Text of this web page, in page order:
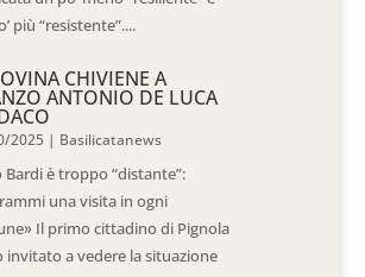
più “resistente”....
CHIVIENE A
ANTONIO DE LUCA
2025 | Basilicatanews
Bardi è troppo “distante”:
una visita in ogni
Il primo cittadino di Pignola
invitato a vedere la situazione